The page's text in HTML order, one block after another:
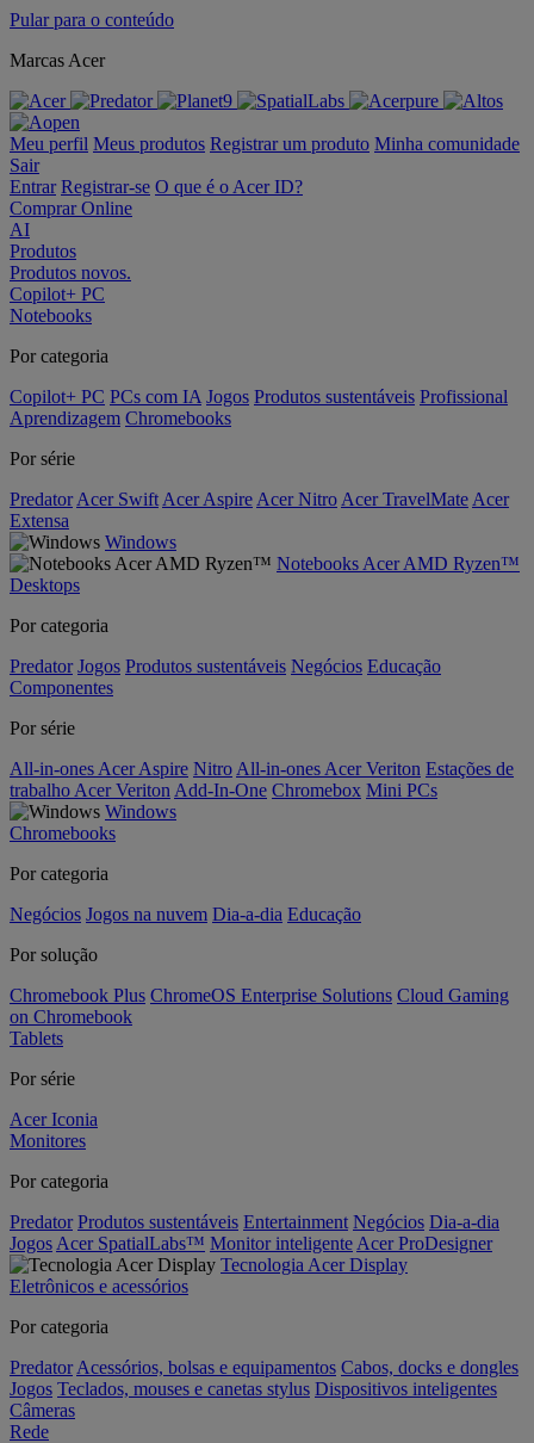
Pular para o conteúdo
Marcas Acer
Meu perfil Meus produtos Registrar um produto Minha comunidade
Sair
Entrar Registrar-se O que é o Acer ID?
Comprar Online
AI
Produtos
Produtos novos.
Copilot+ PC
Notebooks
Por categoria
Copilot+ PC PCs com IA Jogos Produtos sustentáveis Profissional
Aprendizagem Chromebooks
Por série
Predator Acer Swift Acer Aspire Acer Nitro Acer TravelMate Acer
Extensa
Windows
Notebooks Acer AMD Ryzen™
Desktops
Por categoria
Predator Jogos Produtos sustentáveis Negócios Educação
Componentes
Por série
All-in-ones Acer Aspire Nitro All-in-ones Acer Veriton Estações de
trabalho Acer Veriton Add-In-One Chromebox Mini PCs
Windows
Chromebooks
Por categoria
Negócios Jogos na nuvem Dia-a-dia Educação
Por solução
Chromebook Plus ChromeOS Enterprise Solutions Cloud Gaming
on Chromebook
Tablets
Por série
Acer Iconia
Monitores
Por categoria
Predator Produtos sustentáveis Entertainment Negócios Dia-a-dia
Jogos Acer SpatialLabs™ Monitor inteligente Acer ProDesigner
Tecnologia Acer Display
Eletrônicos e acessórios
Por categoria
Predator Acessórios, bolsas e equipamentos Cabos, docks e dongles
Jogos Teclados, mouses e canetas stylus Dispositivos inteligentes
Câmeras
Rede